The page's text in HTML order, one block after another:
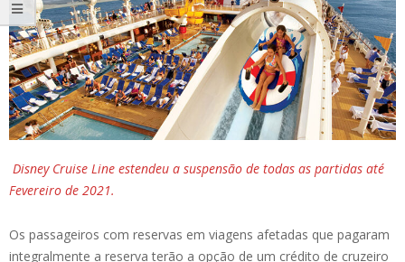
Disney Cruise Line estendeu a suspensão de todas as partidas até
Fevereiro de 2021.
Os passageiros com reservas em viagens afetadas que pagaram
integralmente a reserva terão a opção de um crédito de cruzeiro